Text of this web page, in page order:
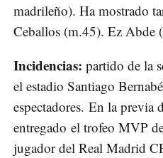
madrileño). Ha mostrado
Ceballos (m.45). Ez Abde
Incidencias: partido de la
el estadio Santiago
espectadores. En la previa
entregado el trofeo MVP
jugador del Real Madrid